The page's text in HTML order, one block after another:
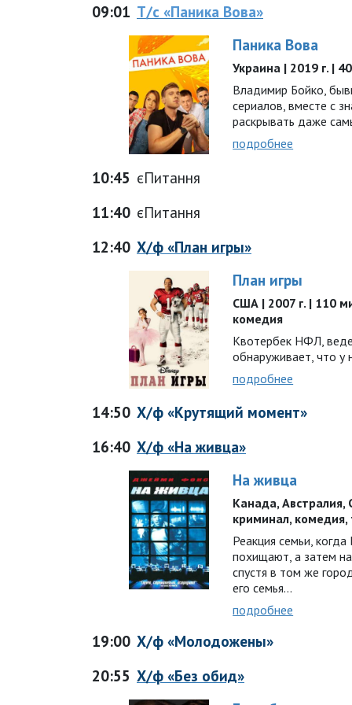
09:01 Т/с «Паника Вова»
Паника Вова
Украина | 2019 г. |
Владимир Бойко,
сериалов, вместе с
раскрывать даже
подробнее
10:45 єПитання
11:40 єПитання
12:40 Х/ф «План игры»
План игры
США | 2007 г. | 110
комедия
Квотербек НФЛ,
обнаруживает, что у
подробнее
14:50 Х/ф «Крутящий момент»
16:40 Х/ф «На живца»
На живца
Канада,
криминал, комедия,
Реакция семьи,
похищают, а затем
спустя в том же
его семья…
подробнее
19:00 Х/ф «Молодожены»
20:55 Х/ф «Без обид»